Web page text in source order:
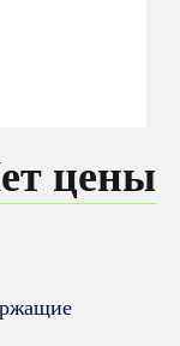
цены